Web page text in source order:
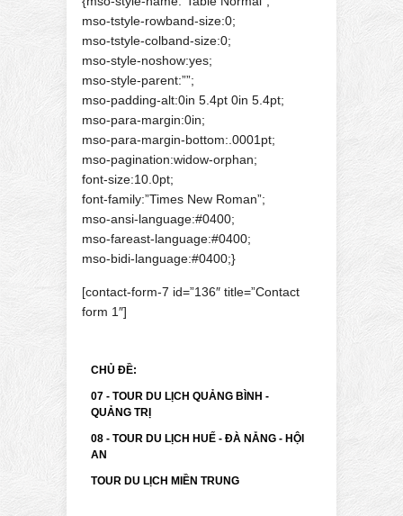
mso-tstyle-rowband-size:0;
mso-tstyle-colband-size:0;
mso-style-noshow:yes;
mso-style-parent:””;
mso-padding-alt:0in 5.4pt 0in 5.4pt;
mso-para-margin:0in;
mso-para-margin-bottom:.0001pt;
mso-pagination:widow-orphan;
font-size:10.0pt;
font-family:”Times New Roman”;
mso-ansi-language:#0400;
mso-fareast-language:#0400;
mso-bidi-language:#0400;}
[contact-form-7 id=”136″ title=”Contact
form 1″]
CHỦ ĐỀ:
07 - TOUR DU LỊCH QUẢNG BÌNH -
QUẢNG TRỊ
08 - TOUR DU LỊCH HUẾ - ĐÀ NẴNG - HỘI
AN
TOUR DU LỊCH MIỀN TRUNG